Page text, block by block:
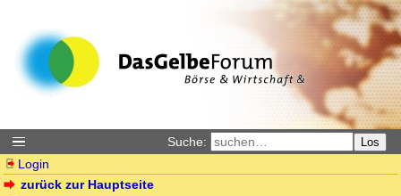
Suche: Los
Login
zurück zur Hauptseite